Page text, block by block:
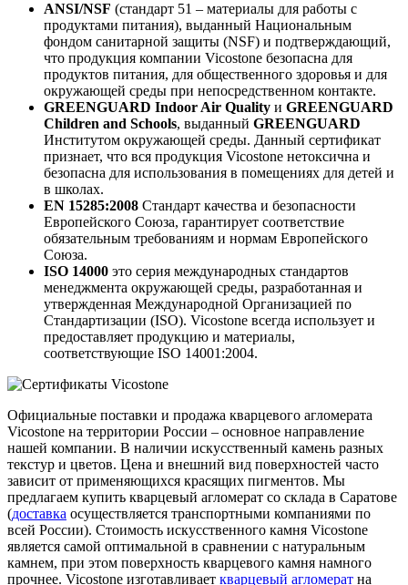
ANSI/NSF (стандарт 51 – материалы для работы с
продуктами питания), выданный Национальным
фондом санитарной защиты (NSF) и подтверждающий,
что продукция компании Vicostone безопасна для
продуктов питания, для общественного здоровья и для
окружающей среды при непосредственном контакте.
GREENGUARD Indoor Air Quality и GREENGUARD
Children and Schools, выданный GREENGUARD
Институтом окружающей среды. Данный сертификат
признает, что вся продукция Vicostone нетоксична и
безопасна для использования в помещениях для детей и
в школах.
EN 15285:2008 Стандарт качества и безопасности
Европейского Союза, гарантирует соответствие
обязательным требованиям и нормам Европейского
Союза.
ISO 14000 это серия международных стандартов
менеджмента окружающей среды, разработанная и
утвержденная Международной Организацией по
Стандартизации (ISO). Vicostone всегда использует и
предоставляет продукцию и материалы,
соответствующие ISO 14001:2004.
Официальные поставки и продажа кварцевого агломерата
Vicostone на территории России – основное направление
нашей компании. В наличии искусственный камень разных
текстур и цветов. Цена и внешний вид поверхностей часто
зависит от применяющихся красящих пигментов. Мы
предлагаем купить кварцевый агломерат со склада в Саратове
(доставка осуществляется транспортными компаниями по
всей России). Стоимость искусственного камня Vicostone
является самой оптимальной в сравнении с натуральным
камнем, при этом поверхность кварцевого камня намного
прочнее. Vicostone изготавливает кварцевый агломерат на